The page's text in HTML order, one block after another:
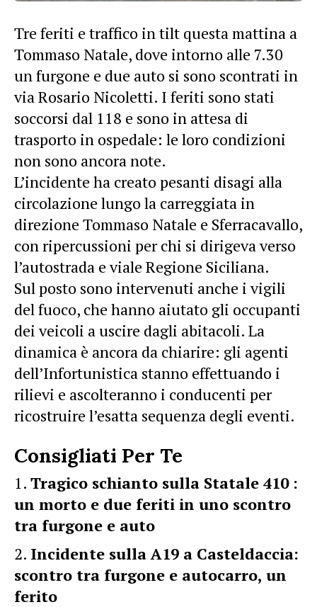
Tre feriti e traffico in tilt questa mattina a
Tommaso Natale, dove intorno alle 7.30
un furgone e due auto si sono scontrati in
via Rosario Nicoletti. I feriti sono stati
soccorsi dal 118 e sono in attesa di
trasporto in ospedale: le loro condizioni
non sono ancora note.
L’incidente ha creato pesanti disagi alla
circolazione lungo la carreggiata in
direzione Tommaso Natale e Sferracavallo,
con ripercussioni per chi si dirigeva verso
l’autostrada e viale Regione Siciliana.
Sul posto sono intervenuti anche i vigili
del fuoco, che hanno aiutato gli occupanti
dei veicoli a uscire dagli abitacoli. La
dinamica è ancora da chiarire: gli agenti
dell’Infortunistica stanno effettuando i
rilievi e ascolteranno i conducenti per
ricostruire l’esatta sequenza degli eventi.
Consigliati Per Te
Tragico schianto sulla Statale 410 :
un morto e due feriti in uno scontro
tra furgone e auto
Incidente sulla A19 a Casteldaccia:
scontro tra furgone e autocarro, un
ferito